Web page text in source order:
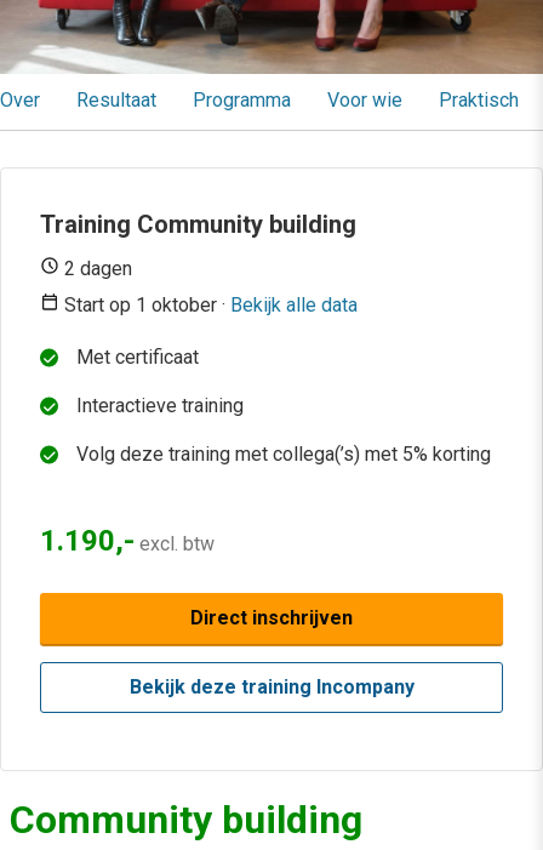
Over Resultaat Programma Voor wie Praktisch
Community building
Training Community building
2 dagen
Start op 1 oktober · Bekijk alle data
Direct inschrijven
Bekijk deze training Incompany
1.190,- excl. btw
Met certificaat
Interactieve training
Volg deze training met collega(’s) met 5% korting